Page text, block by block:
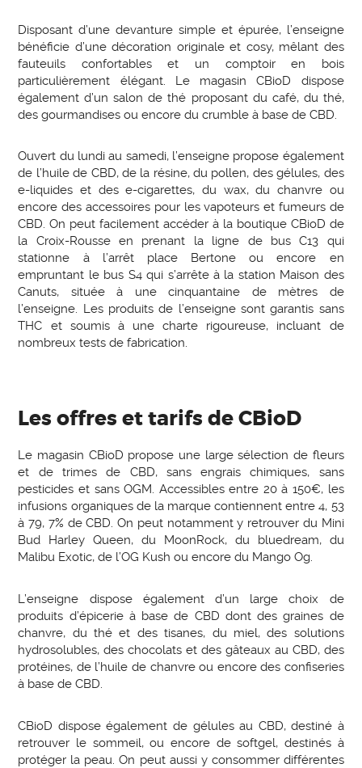
Disposant d’une devanture simple et épurée, l’enseigne
bénéficie d’une décoration originale et cosy, mêlant des
fauteuils confortables et un comptoir en bois
particulièrement élégant. Le magasin CBioD dispose
également d’un salon de thé proposant du café, du thé,
des gourmandises ou encore du crumble à base de CBD.
Ouvert du lundi au samedi, l’enseigne propose également
de l’huile de CBD, de la résine, du pollen, des gélules, des
e-liquides et des e-cigarettes, du wax, du chanvre ou
encore des accessoires pour les vapoteurs et fumeurs de
CBD. On peut facilement accéder à la boutique CBioD de
la Croix-Rousse en prenant la ligne de bus C13 qui
stationne à l’arrêt place Bertone ou encore en
empruntant le bus S4 qui s’arrête à la station Maison des
Canuts, située à une cinquantaine de mètres de
l’enseigne. Les produits de l’enseigne sont garantis sans
THC et soumis à une charte rigoureuse, incluant de
nombreux tests de fabrication.
Les offres et tarifs de CBioD
Le magasin CBioD propose une large sélection de fleurs
et de trimes de CBD, sans engrais chimiques, sans
pesticides et sans OGM. Accessibles entre 20 à 150€, les
infusions organiques de la marque contiennent entre 4, 53
à 79, 7% de CBD. On peut notamment y retrouver du Mini
Bud Harley Queen, du MoonRock, du bluedream, du
Malibu Exotic, de l’OG Kush ou encore du Mango Og.
L’enseigne dispose également d’un large choix de
produits d’épicerie à base de CBD dont des graines de
chanvre, du thé et des tisanes, du miel, des solutions
hydrosolubles, des chocolats et des gâteaux au CBD, des
protéines, de l’huile de chanvre ou encore des confiseries
à base de CBD.
CBioD dispose également de gélules au CBD, destiné à
retrouver le sommeil, ou encore de softgel, destinés à
protéger la peau. On peut aussi y consommer différentes